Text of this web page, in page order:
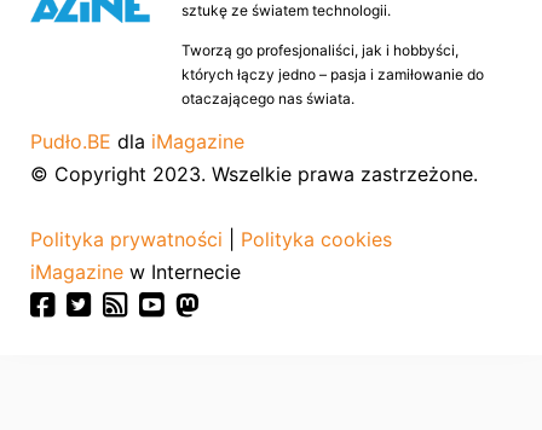
sztukę ze światem technologii.
Tworzą go profesjonaliści, jak i hobbyści,
których łączy jedno – pasja i zamiłowanie do
otaczającego nas świata.
Pudło.BE dla iMagazine
© Copyright 2023. Wszelkie prawa zastrzeżone.
Polityka prywatności
Polityka cookies
iMagazine w Internecie